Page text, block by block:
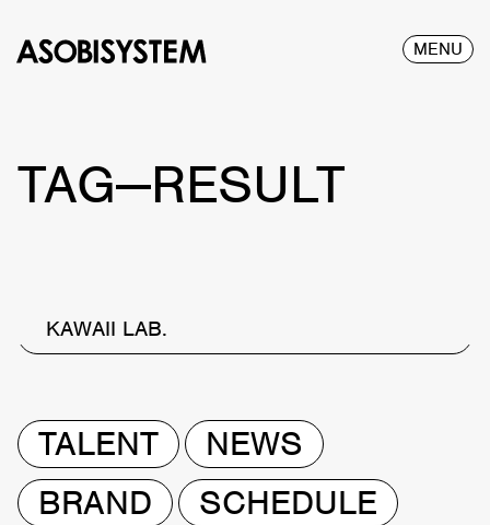
MENU
TAG—RESULT
KAWAII LAB.
TALENT
NEWS
BRAND
SCHEDULE